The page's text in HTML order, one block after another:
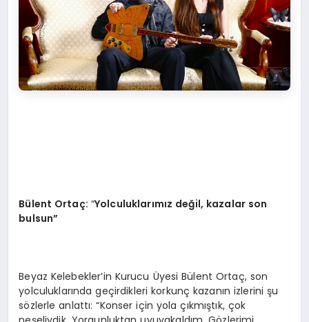
Bülent Ortaç: “Yolculuklarımız değil, kazalar son
bulsun”
Beyaz Kelebekler’in Kurucu Üyesi Bülent Ortaç, son
yolculuklarında geçirdikleri korkunç kazanın izlerini şu
sözlerle anlattı: “Konser için yola çıkmıştık, çok